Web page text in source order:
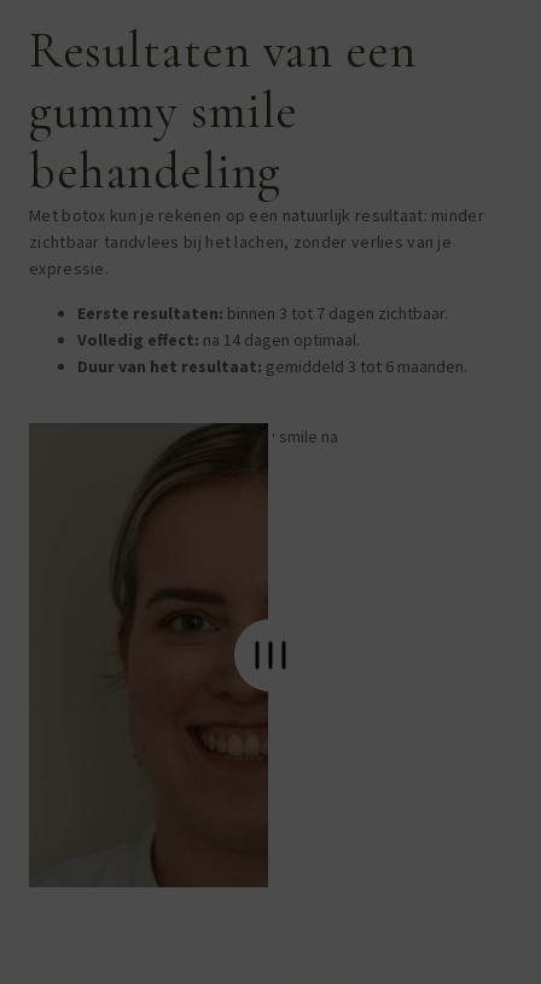
Resultaten van een
gummy smile
behandeling
Met botox kun je rekenen op een natuurlijk resultaat: minder
zichtbaar tandvlees bij het lachen, zonder verlies van je
expressie.
Eerste resultaten: binnen 3 tot 7 dagen zichtbaar.
Volledig effect: na 14 dagen optimaal.
Duur van het resultaat: gemiddeld 3 tot 6 maanden.